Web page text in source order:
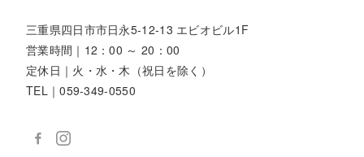
三重県四日市市日永5-12-13 エビオビル1F
営業時間｜12：00 ～ 20：00
定休日｜火・水・木（祝日を除く）
TEL｜059-349-0550